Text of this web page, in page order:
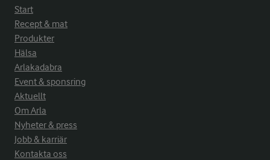
Start
Recept & mat
Produkter
Hälsa
Arlakadabra
Event & sponsring
Aktuellt
Om Arla
Nyheter & press
Jobb & karriär
Kontakta oss